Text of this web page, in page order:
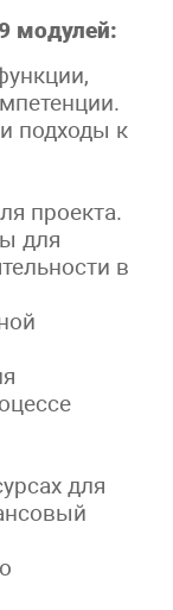
модулей:
подходы к
проекта.
для
в
для